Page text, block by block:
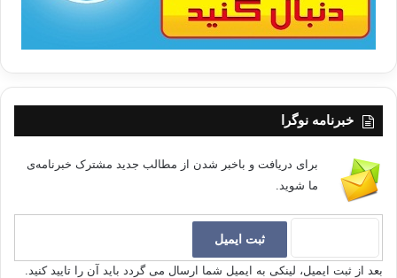
خبرنامه نوگرا
برای دریافت و باخبر شدن از مطالب جدید مشترک خبرنامه‌ی
ما شوید.
بعد از ثبت ایمیل، لینکی به ایمیل شما ارسال می گردد باید آن را تایید کنید.